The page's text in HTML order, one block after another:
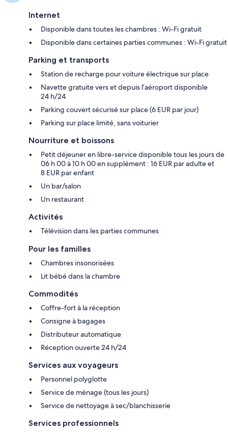
Internet
Disponible dans toutes les chambres : Wi-Fi gratuit
Disponible dans certaines parties communes : Wi-Fi gratuit
Parking et transports
Station de recharge pour voiture électrique sur place
Navette gratuite vers et depuis l’aéroport disponible
24 h/24
Parking couvert sécurisé sur place (6 EUR par jour)
Parking sur place limité, sans voiturier
Nourriture et boissons
Petit déjeuner en libre-service disponible tous les jours de
06 h 00 à 10 h 00 en supplément : 16 EUR par adulte et
8 EUR par enfant
Un bar/salon
Un restaurant
Activités
Télévision dans les parties communes
Pour les familles
Chambres insonorisées
Lit bébé dans la chambre
Commodités
Coffre-fort à la réception
Consigne à bagages
Distributeur automatique
Réception ouverte 24 h/24
Services aux voyageurs
Personnel polyglotte
Service de ménage (tous les jours)
Service de nettoyage à sec/blanchisserie
Services professionnels